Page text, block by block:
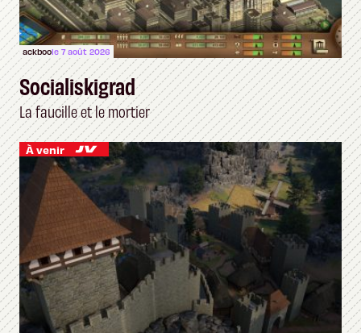
ackboole 7 août 2026
Socialiskigrad
La faucille et le mortier
À venir